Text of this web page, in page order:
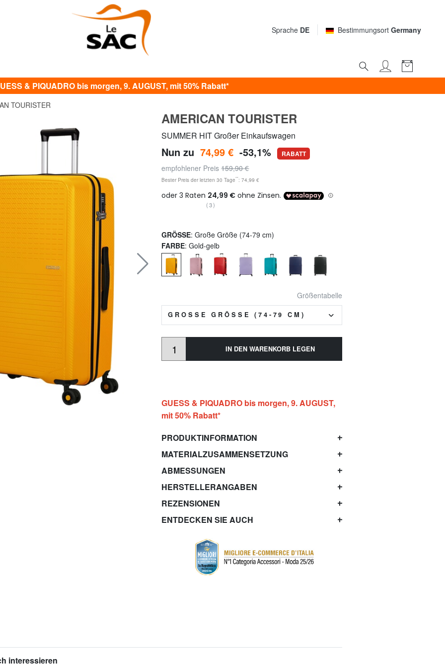
Sprache DE Bestimmungsort Germany
& PIQUADRO bis morgen, 9. AUGUST, mit 50% Rabatt*
TOURISTER
AMERICAN TOURISTER
SUMMER HIT Großer Einkaufswagen
Nun zu 74,99 € -53,1% RABATT
empfohlener Preis159,90 €
Bester Preis der letzten 30 Tage**: 74,99 €
(3)
GRÖSSE: Große Größe (74-79 cm)
FARBE: Gold-gelb
Größentabelle
GROSSE GRÖSSE (74-79 CM)
IN DEN WARENKORB LEGEN
GUESS & PIQUADRO bis morgen, 9. AUGUST,
mit 50% Rabatt*
PRODUKTINFORMATION
MATERIALZUSAMMENSETZUNG
ABMESSUNGEN
HERSTELLERANGABEN
REZENSIONEN
ENTDECKEN SIE AUCH
interessieren